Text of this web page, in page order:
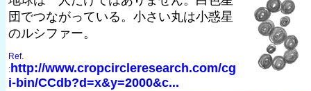
団でつながっている。小さい丸は小惑星
のルシファー。
Ref.
: http://www.cropcircleresearch.com/cg
i-bin/CCdb?d=x&y=2000&c...